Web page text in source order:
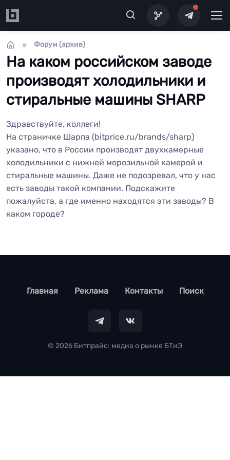
Форум (архив)
На каком российском заводе
производят холодильники и
стиральные машины SHARP
Здравствуйте, коллеги!
На страничке Шарпа (bitprice.ru/brands/sharp)
указано, что в России производят двухкамерные
холодильники с нижней морозильной камерой и
стиральные машины. Даже не подозревал, что у нас
есть заводы такой компании. Подскажите
пожалуйста, а где именно находятся эти заводы? В
каком городе?
footer
Главная Реклама Контакты Поиск
© 2026 Битпрайс: медиа о рынке БТиЭ